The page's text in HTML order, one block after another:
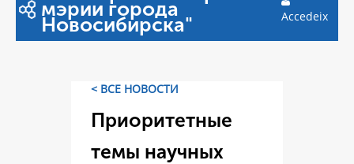
мэрии города
Новосибирска" Accedeix
< ВСЕ НОВОСТИ
Приоритетные
темы научных